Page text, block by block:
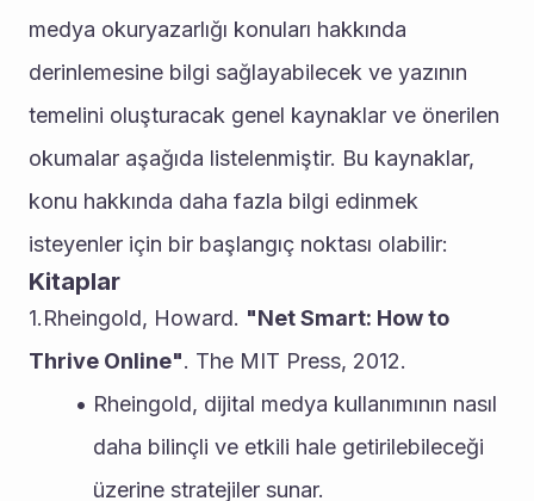
medya okuryazarlığı konuları hakkında
derinlemesine bilgi sağlayabilecek ve yazının
temelini oluşturacak genel kaynaklar ve önerilen
okumalar aşağıda listelenmiştir. Bu kaynaklar,
konu hakkında daha fazla bilgi edinmek
isteyenler için bir başlangıç noktası olabilir:
Kitaplar
1.Rheingold, Howard. "Net Smart: How to
Thrive Online". The MIT Press, 2012.
Rheingold, dijital medya kullanımının nasıl
daha bilinçli ve etkili hale getirilebileceği
üzerine stratejiler sunar.